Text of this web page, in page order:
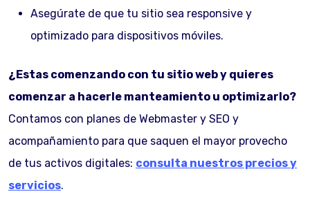
Asegúrate de que tu sitio sea responsive y
optimizado para dispositivos móviles.
¿Estas comenzando con tu sitio web y quieres
comenzar a hacerle manteamiento u optimizarlo?
Contamos con planes de Webmaster y SEO y
acompañamiento para que saquen el mayor provecho
de tus activos digitales: consulta nuestros precios y
servicios.